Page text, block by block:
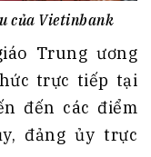
của Vietinbank
Trung ương
trực tiếp tại
đến các điểm
đảng ủy trực